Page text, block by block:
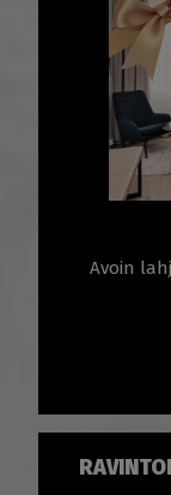
Avoin